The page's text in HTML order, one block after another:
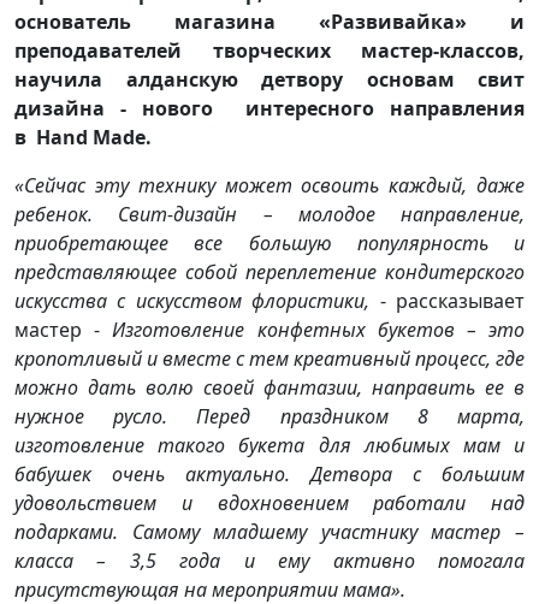
основатель магазина «Развивайка» и
преподавателей творческих мастер-классов,
научила алданскую детвору основам свит
дизайна - нового интересного направления
в Hand Made.
«Сейчас эту технику может освоить каждый, даже
ребенок. Свит-дизайн – молодое направление,
приобретающее все большую популярность и
представляющее собой переплетение кондитерского
искусства с искусством флористики, - рассказывает
мастер -Изготовление конфетных букетов – это
кропотливый и вместе с тем креативный процесс, где
можно дать волю своей фантазии, направить ее в
нужное русло. Перед праздником 8 марта,
изготовление такого букета для любимых мам и
бабушек очень актуально. Детвора с большим
удовольствием и вдохновением работали над
подарками.
Самому младшему участнику мастер –
класса – 3,5 года и ему активно помогала
присутствующая на мероприятии мама».